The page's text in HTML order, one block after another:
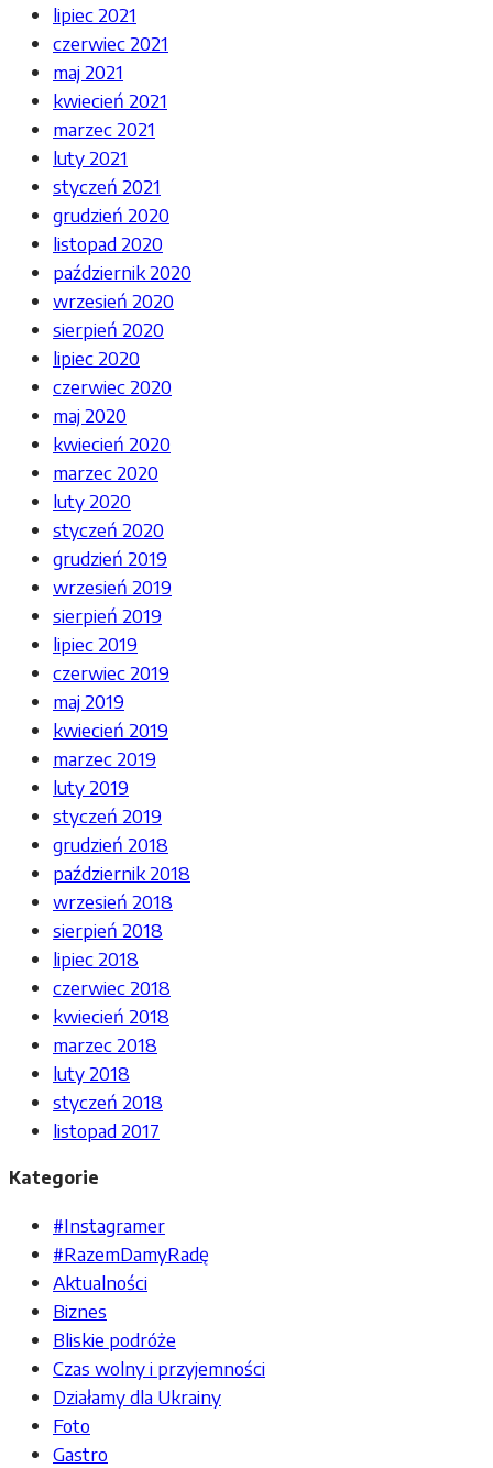
lipiec 2021
czerwiec 2021
maj 2021
kwiecień 2021
marzec 2021
luty 2021
styczeń 2021
grudzień 2020
listopad 2020
październik 2020
wrzesień 2020
sierpień 2020
lipiec 2020
czerwiec 2020
maj 2020
kwiecień 2020
marzec 2020
luty 2020
styczeń 2020
grudzień 2019
wrzesień 2019
sierpień 2019
lipiec 2019
czerwiec 2019
maj 2019
kwiecień 2019
marzec 2019
luty 2019
styczeń 2019
grudzień 2018
październik 2018
wrzesień 2018
sierpień 2018
lipiec 2018
czerwiec 2018
kwiecień 2018
marzec 2018
luty 2018
styczeń 2018
listopad 2017
Kategorie
#Instagramer
#RazemDamyRadę
Aktualności
Biznes
Bliskie podróże
Czas wolny i przyjemności
Działamy dla Ukrainy
Foto
Gastro